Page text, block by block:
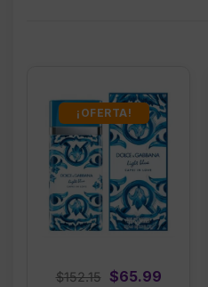
¡OFERTA!
$152.15
Original
$65.99Current